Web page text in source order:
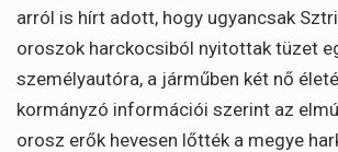
arról is hírt adott, hogy ugyancsak
oroszok harckocsiból nyitottak tüzet
személyautóra, a járműben két nő
kormányzó információi szerint az
orosz erők hevesen lőtték a megye